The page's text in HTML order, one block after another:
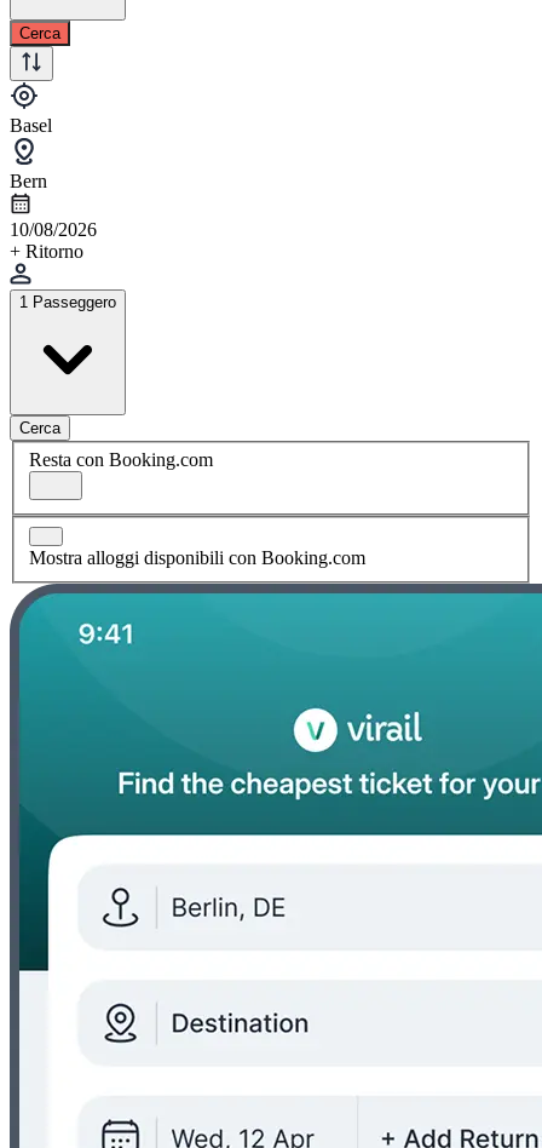
Cerca
Basel
Bern
10/08/2026
+ Ritorno
1 Passeggero
Cerca
Resta con Booking.com
Mostra alloggi disponibili con Booking.com